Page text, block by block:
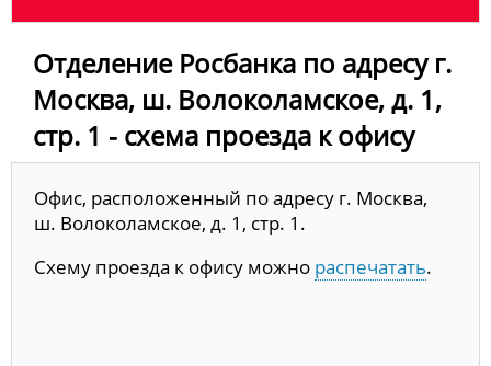
Отделение Росбанка по адресу г.
Москва, ш. Волоколамское, д. 1,
стр. 1 - схема проезда к офису
Офис, расположенный по адресу г. Москва,
ш. Волоколамское, д. 1, стр. 1.
Схему проезда к офису можно распечатать.